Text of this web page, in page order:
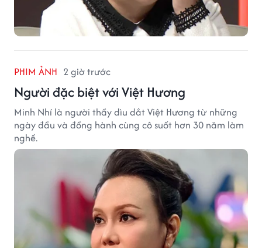
PHIM ẢNH 2 giờ trước
Người đặc biệt với Việt Hương
Minh Nhí là người thầy dìu dắt Việt Hương từ những
ngày đầu và đồng hành cùng cô suốt hơn 30 năm làm
nghề.